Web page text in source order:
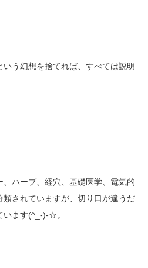
う幻想を捨てれば、すべては説明
ハーブ、経穴、基礎医学、電気的
されていますが、切り口が違うだ
います(^_-)-☆。